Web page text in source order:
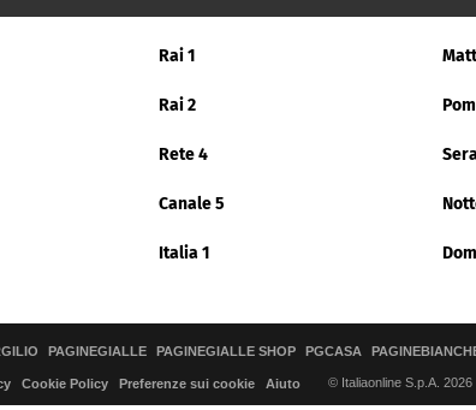
Rai 1
Rai 2
Rete 4
Canale 5
Italia 1
PAGINEGIALLE PAGINEGIALLE SHOP PGCASA
Cookie Policy Preferenze sui cookie Aiuto © Italiaonline S.p.A. 2026